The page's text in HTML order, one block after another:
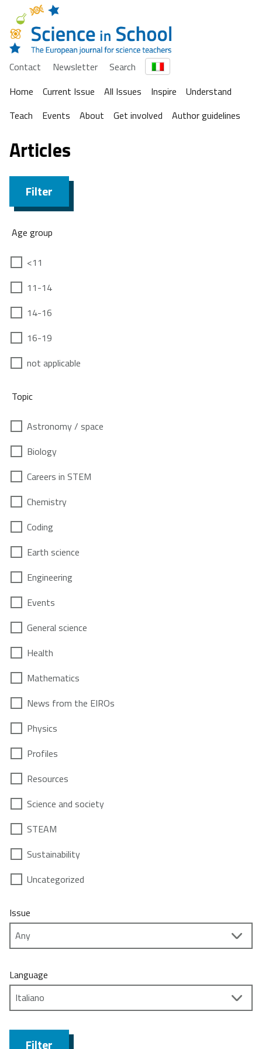
Contact Newsletter
Search
Home
Current Issue All Issues Inspire
Understand
Teach
Events About Get involved Author guidelines
Articles
Filter
Age group
<11
11-14
14-16
16-19
not applicable
Topic
Astronomy / space
Biology
Careers in STEM
Chemistry
Coding
Earth science
Engineering
Events
General science
Health
Mathematics
News from the EIROs
Physics
Profiles
Resources
Science and society
STEAM
Sustainability
Uncategorized
Issue
Language
Filter